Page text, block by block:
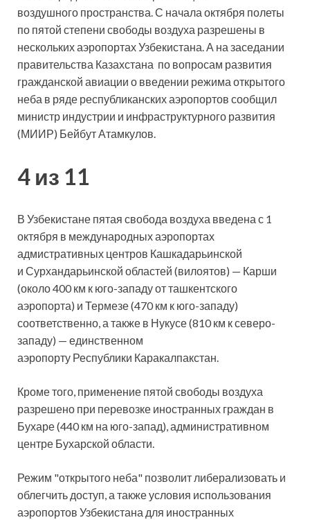
воздушного пространства. С начала октября полеты
по пятой степени свободы воздуха разрешены в
нескольких аэропортах Узбекистана. А на заседании
правительства Казахстана по вопросам развития
гражданской авиации о введении режима открытого
неба в ряде республиканских аэропортов сообщил
министр индустрии и инфраструктурного развития
(МИИР) Бейбут Атамкулов.
4 из 11
В Узбекистане пятая свобода воздуха введена с 1
октября в международных аэропортах
адмистративных центров Кашкадарьинской
и Сурхандарьинской областей (вилоятов) — Карши
(около 400 км к юго-западу от ташкентского
аэропорта) и Термезе (470 км к юго-западу)
соответственно, а также в Нукусе (810 км к северо-
западу) — единственном
аэропорту Республики Каракалпакстан.
Кроме того, применение пятой свободы воздуха
разрешено при перевозке иностранных граждан в
Бухаре (440 км на юго-запад), административном
центре Бухарской области.
Режим "открытого неба" позволит либерализовать и
облегчить доступ, а также условия использования
аэропортов Узбекистана для иностранных